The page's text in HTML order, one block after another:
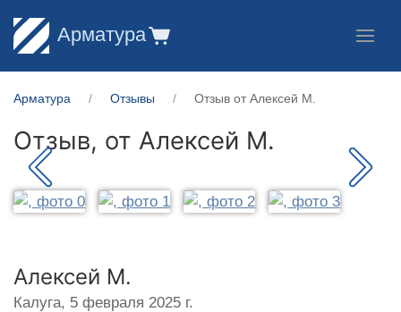
Арматура
Арматура Отзывы Отзыв от Алексей М.
Отзыв, от Алексей М.
Алексей М.
Калуга, 5 февраля 2025 г.